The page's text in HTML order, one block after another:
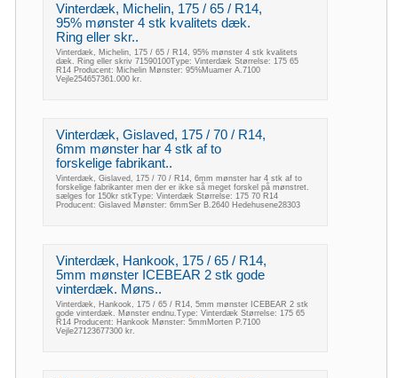
Vinterdæk, Michelin, 175 / 65 / R14,
95% mønster 4 stk kvalitets dæk.
Ring eller skr..
Vinterdæk, Michelin, 175 / 65 / R14, 95% mønster 4 stk kvalitets
dæk. Ring eller skriv 71590100Type: Vinterdæk Størrelse: 175 65
R14 Producent: Michelin Mønster: 95%Muamer A.7100
Vejle254657361.000 kr.
Vinterdæk, Gislaved, 175 / 70 / R14,
6mm mønster har 4 stk af to
forskelige fabrikant..
Vinterdæk, Gislaved, 175 / 70 / R14, 6mm mønster har 4 stk af to
forskelige fabrikanter men der er ikke så meget forskel på mønstret.
sælges for 150kr stkType: Vinterdæk Størrelse: 175 70 R14
Producent: Gislaved Mønster: 6mmSer B.2640 Hedehusene28303
Vinterdæk, Hankook, 175 / 65 / R14,
5mm mønster ICEBEAR 2 stk gode
vinterdæk. Møns..
Vinterdæk, Hankook, 175 / 65 / R14, 5mm mønster ICEBEAR 2 stk
gode vinterdæk. Mønster endnu.Type: Vinterdæk Størrelse: 175 65
R14 Producent: Hankook Mønster: 5mmMorten P.7100
Vejle27123677300 kr.